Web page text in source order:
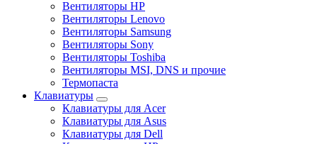
Вентиляторы HP
Вентиляторы Lenovo
Вентиляторы Samsung
Вентиляторы Sony
Вентиляторы Toshiba
Вентиляторы MSI, DNS и прочие
Термопаста
Клавиатуры
Клавиатуры для Acer
Клавиатуры для Asus
Клавиатуры для Dell